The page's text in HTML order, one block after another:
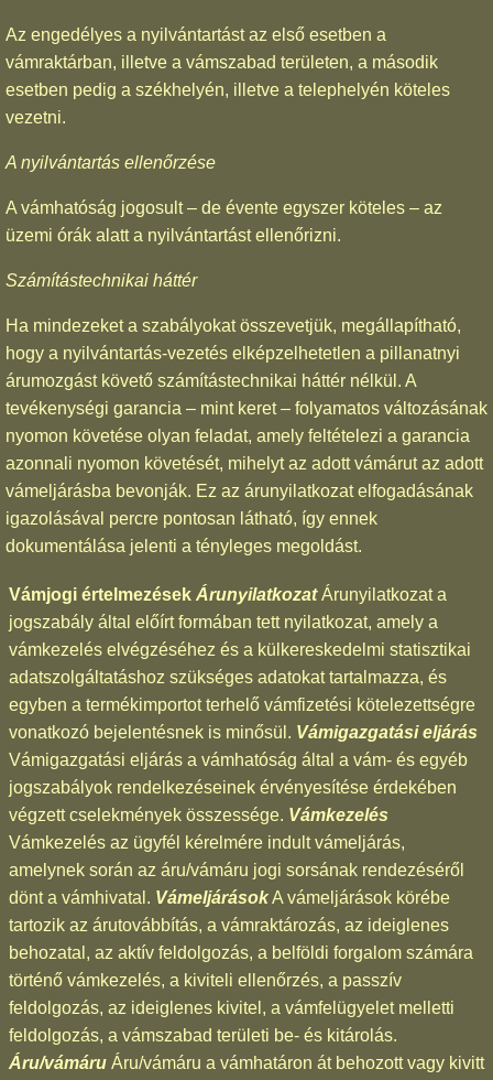
Az engedélyes a nyilvántartást az első esetben a
vámraktárban, illetve a vámszabad területen, a második
esetben pedig a székhelyén, illetve a telephelyén köteles
vezetni.
A nyilvántartás ellenőrzése
A vámhatóság jogosult – de évente egyszer köteles – az
üzemi órák alatt a nyilvántartást ellenőrizni.
Számítástechnikai háttér
Ha mindezeket a szabályokat összevetjük, megállapítható,
hogy a nyilvántartás-vezetés elképzelhetetlen a pillanatnyi
árumozgást követő számítástechnikai háttér nélkül. A
tevékenységi garancia – mint keret – folyamatos változásának
nyomon követése olyan feladat, amely feltételezi a garancia
azonnali nyomon követését, mihelyt az adott vámárut az adott
vámeljárásba bevonják. Ez az árunyilatkozat elfogadásának
igazolásával percre pontosan látható, így ennek
dokumentálása jelenti a tényleges megoldást.
Vámjogi értelmezések ÁrunyilatkozatÁrunyilatkozat a
jogszabály által előírt formában tett nyilatkozat, amely a
vámkezelés elvégzéséhez és a külkereskedelmi statisztikai
adatszolgáltatáshoz szükséges adatokat tartalmazza, és
egyben a termékimportot terhelő vámfizetési kötelezettségre
vonatkozó bejelentésnek is minősül. Vámigazgatási eljárás
Vámigazgatási eljárás a vámhatóság által a vám- és egyéb
jogszabályok rendelkezéseinek érvényesítése érdekében
végzett cselekmények összessége. Vámkezelés
Vámkezelés az ügyfél kérelmére indult vámeljárás,
amelynek során az áru/vámáru jogi sorsának rendezéséről
dönt a vámhivatal. VámeljárásokA vámeljárások körébe
tartozik az árutovábbítás, a vámraktározás, az ideiglenes
behozatal, az aktív feldolgozás, a belföldi forgalom számára
történő vámkezelés, a kiviteli ellenőrzés, a passzív
feldolgozás, az ideiglenes kivitel, a vámfelügyelet melletti
feldolgozás, a vámszabad területi be- és kitárolás.
Áru/vámáru Áru/vámáru a vámhatáron át behozott vagy kivitt